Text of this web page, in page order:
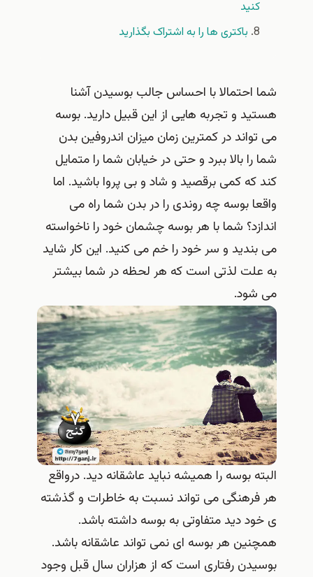
کنید
باکتری ها را به اشتراک بگذارید
شما احتمالا با احساس جالب بوسیدن آشنا
هستید و تجربه هایی از این قبیل دارید. بوسه
می تواند در کمترین زمان میزان اندروفین بدن
شما را بالا ببرد و حتی در خیابان شما را متمایل
کند که کمی برقصید و شاد و بی پروا باشید. اما
واقعا بوسه چه روندی را در بدن شما راه می
اندازد؟ شما با هر بوسه چشمان خود را ناخواسته
می بندید و سر خود را خم می کنید. این کار شاید
به علت لذتی است که هر لحظه در شما بیشتر
می شود.
البته بوسه را همیشه نباید عاشقانه دید. درواقع
هر فرهنگی می تواند نسبت به خاطرات و گذشته
ی خود دید متفاوتی به بوسه داشته باشد.
همچنین هر بوسه ای نمی تواند عاشقانه باشد.
بوسیدن رفتاری است که از هزاران سال قبل وجود